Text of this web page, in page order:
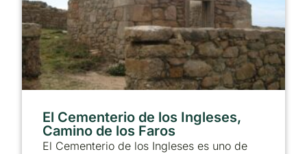
El Cementerio de los Ingleses,
Camino de los Faros
El Cementerio de los Ingleses es uno de